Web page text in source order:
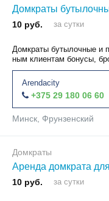
Домкраты
10 руб. за сутки
Домкраты бутылочные и
ным клиентам бонусы,
Arendacity
+375 29 180 06 60
Минск, Фрунзенский
Домкраты
Аренда домкрата
10 руб. за сутки